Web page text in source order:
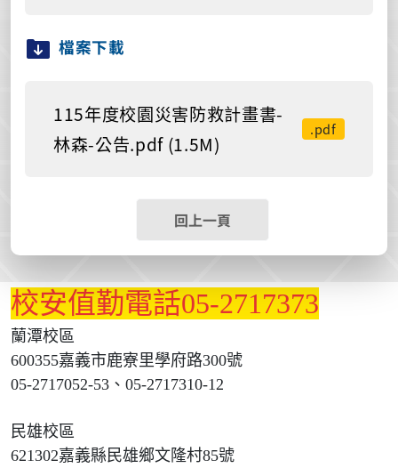
檔案下載
115年度校園災害防救計畫書-
林森-公告.pdf (1.5M)
.pdf
回上一頁
校安值勤電話05-2717373
蘭潭校區
600355嘉義市鹿寮里學府路300號
05-2717052-53、05-2717310-12
民雄校區
621302嘉義縣民雄鄉文隆村85號